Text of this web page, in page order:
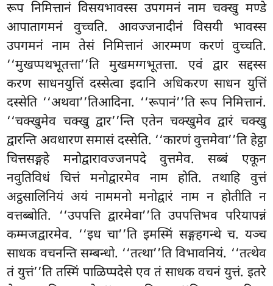
रूप निमित्तानं विसयभावस्स उपगमनं नाम चक्खु मण्डे
आपातागमनं वुच्चति. आवज्जनादीनं विसयी भावस्स
उपगमनं नाम तेसं निमित्तानं आरम्मण करणं वुच्चति.
‘‘मुखप्पथभूतत्ता’’ति मुखमग्गभूतत्ता. एवं द्वार सद्दस्स
करण साधनयुत्तिं दस्सेत्वा इदानि अधिकरण साधन युत्तिं
दस्सेति ‘‘अथवा’’तिआदिना. ‘‘रूपानं’’ति रूप निमित्तानं.
‘‘चक्खुमेव चक्खु द्वार’’न्ति एतेन चक्खुमेव द्वारं चक्खु
द्वारन्ति अवधारण समासं दस्सेति. ‘‘कारणं वुत्तमेवा’’ति हेट्ठा
चित्तसङ्गहे मनोद्वारावज्जनपदे वुत्तमेव. सब्बं एकून
नवुतिविधं चित्तं मनोद्वारमेव नाम होति. तथाहि वुत्तं
अट्ठसालिनियं अयं नाममनो मनोद्वारं नाम न होतीति न
वत्तब्बोति. ‘‘उपपत्ति द्वारमेवा’’ति उपपत्तिभव परियापन्नं
कम्मजद्वारमेव. ‘‘इध चा’’ति इमस्मिं सङ्गहगन्थे च. यञ्च
साधक वचनन्ति सम्बन्धो. ‘‘तत्था’’ति विभावनियं. ‘‘तत्थेव
तं युत्तं’’ति तस्मिं पाळिप्पदेसे एव तं साधक वचनं युत्तं. इतरे